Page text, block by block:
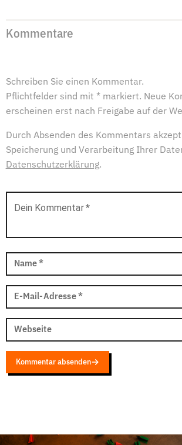
Kommentare
Schreiben Sie einen Kommentar.
Pflichtfelder sind mit * markiert. Neue
erscheinen erst nach Freigabe auf der
Durch Absenden des Kommentars
Speicherung und Verarbeitung Ihrer
Datenschutzerklärung.
Dein Kommentar*
Name *
E-Mail-Adresse *
Webseite
Kommentar absenden